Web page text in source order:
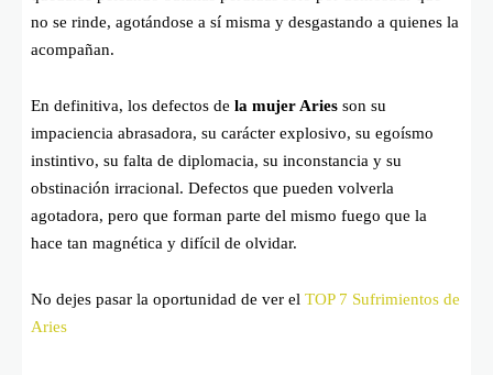
no se rinde, agotándose a sí misma y desgastando a quienes la
acompañan.
En definitiva, los defectos de la mujer Aries son su
impaciencia abrasadora, su carácter explosivo, su egoísmo
instintivo, su falta de diplomacia, su inconstancia y su
obstinación irracional. Defectos que pueden volverla
agotadora, pero que forman parte del mismo fuego que la
hace tan magnética y difícil de olvidar.
No dejes pasar la oportunidad de ver el TOP 7 Sufrimientos de
Aries